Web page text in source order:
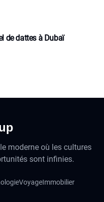
de dattes à Dubaï
moderne où les cultures
sont infinies.
VoyageImmobilier